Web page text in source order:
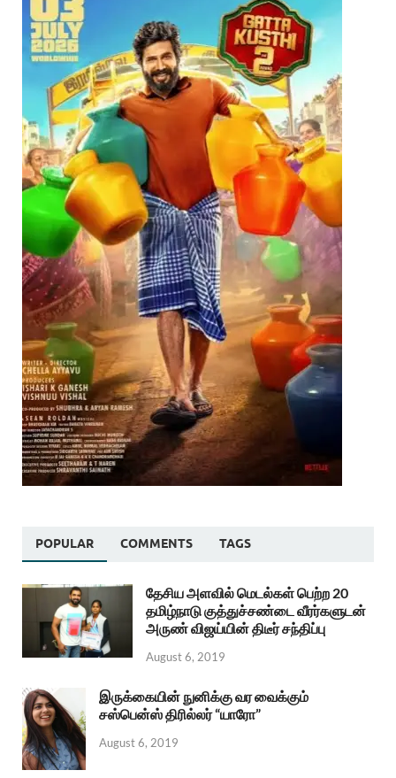
POPULAR COMMENTS TAGS
தேசிய அளவில் மெடல்கள் பெற்ற 20
தமிழ்நாடு குத்துச்சண்டை வீரர்களுடன்
அருண் விஜய்யின் திடீர் சந்திப்பு
August 6, 2019
இருக்கையின் நுனிக்கு வர வைக்கும்
சஸ்பென்ஸ் திரில்லர் “யாரோ”
August 6, 2019